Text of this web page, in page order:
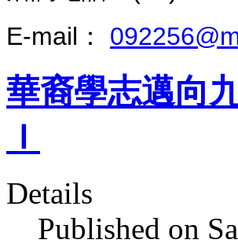
E-mail：
華裔學志邁向
Ｉ
Details
Published on